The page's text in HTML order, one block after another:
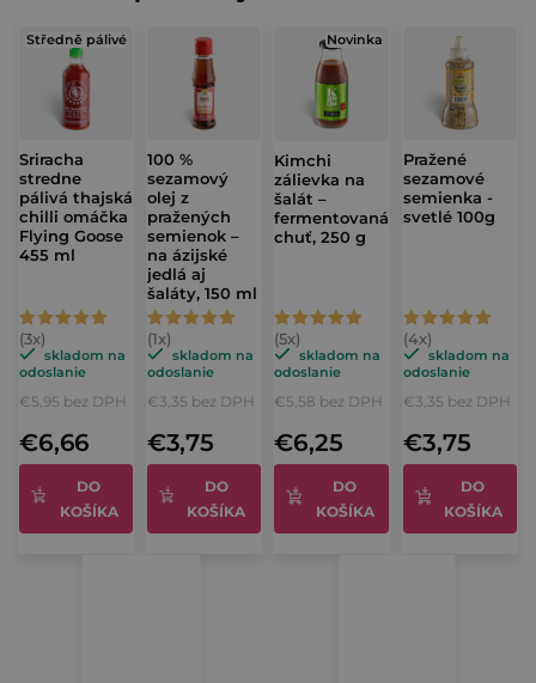
Středně pálivé
Sriracha
stredne
pálivá thajská
chilli omáčka
Flying Goose
455 ml
Priemerné
hodnotenie
5,0
odoslanie
€5,95 bez DPH
€6,66
DO
KOŠÍKA
100 %
sezamový
olej z
pražených
semienok –
na ázijské
jedlá aj
šaláty, 150 ml
Priemerné
hodnotenie
5,0
odoslanie
€3,35 bez DPH
€3,75
DO
KOŠÍKA
Novinka
Kimchi
zálievka na
šalát –
fermentovaná
chuť, 250 g
Priemerné
hodnotenie
5,0
skladom na
odoslanie
€5,58 bez DPH
€6,25
DO
KOŠÍKA
Pražené
sezamové
semienka -
svetlé 100g
Priemerné
hodnotenie
5,0
skladom na
odoslanie
€3,35 bez DPH
€3,75
DO
KOŠÍKA